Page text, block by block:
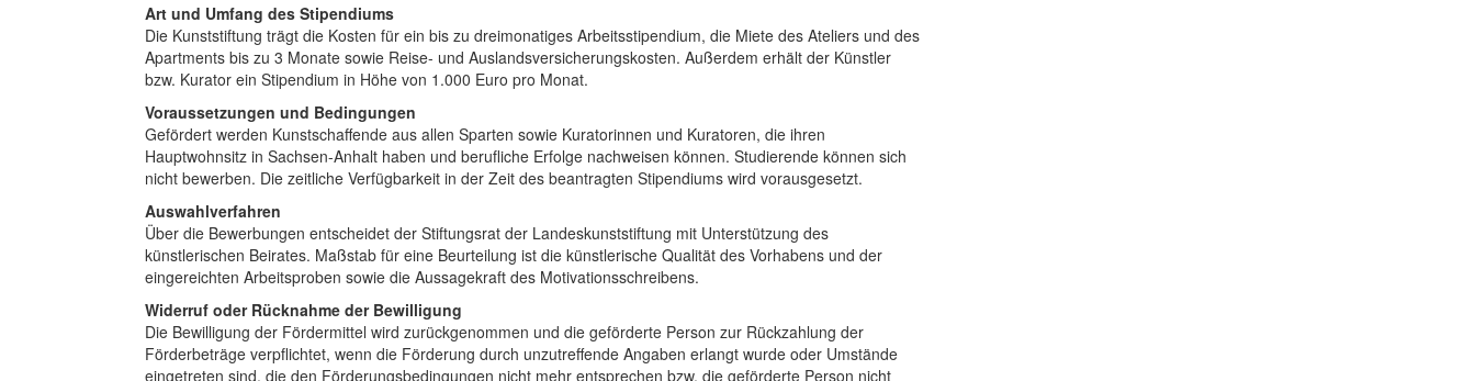
Art und Umfang des Stipendiums
Die Kunststiftung trägt die Kosten für ein bis zu dreimonatiges Arbeitsstipendium, die Miete des Ateliers und des
Apartments bis zu 3 Monate sowie Reise- und Auslandsversicherungskosten. Außerdem erhält der Künstler
bzw. Kurator ein Stipendium in Höhe von 1.000 Euro pro Monat.
Voraussetzungen und Bedingungen
Gefördert werden Kunstschaffende aus allen Sparten sowie Kuratorinnen und Kuratoren, die ihren
Hauptwohnsitz in Sachsen-Anhalt haben und berufliche Erfolge nachweisen können. Studierende können sich
nicht bewerben. Die zeitliche Verfügbarkeit in der Zeit des beantragten Stipendiums wird vorausgesetzt.
Auswahlverfahren
Über die Bewerbungen entscheidet der Stiftungsrat der Landeskunststiftung mit Unterstützung des
künstlerischen Beirates. Maßstab für eine Beurteilung ist die künstlerische Qualität des Vorhabens und der
eingereichten Arbeitsproben sowie die Aussagekraft des Motivationsschreibens.
Widerruf oder Rücknahme der Bewilligung
Die Bewilligung der Fördermittel wird zurückgenommen und die geförderte Person zur Rückzahlung der
Förderbeträge verpflichtet, wenn die Förderung durch unzutreffende Angaben erlangt wurde oder Umstände
eingetreten sind, die den Förderungsbedingungen nicht mehr entsprechen bzw. die geförderte Person nicht